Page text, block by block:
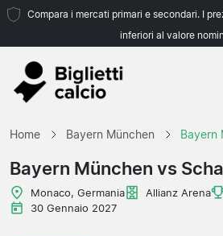
Compara i mercati primari e secondari. I
inferiori al valore
Home Bayern München Bayern
Bayern München vs
Monaco, Germania Allianz Arena
30 Gennaio 2027